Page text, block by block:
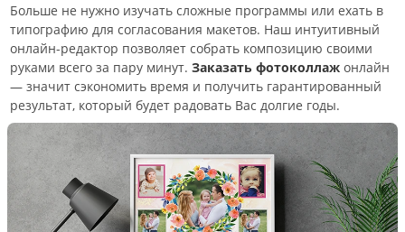
Больше не нужно изучать сложные программы или ехать в
типографию для согласования макетов. Наш интуитивный
онлайн-редактор позволяет собрать композицию своими
руками всего за пару минут. Заказать фотоколлаж онлайн
— значит сэкономить время и получить гарантированный
результат, который будет радовать Вас долгие годы.